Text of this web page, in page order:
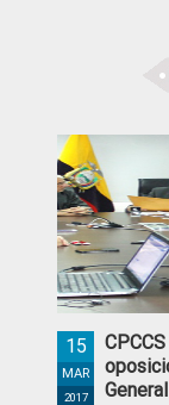
15
MAR
2017